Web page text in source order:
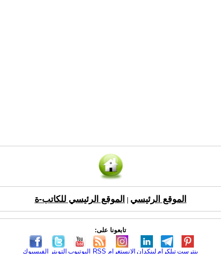
الموقع الرئيسي الموقع الرئيسي للكاتب-ة
تابعونا على:
الفيسبوك التويتر اليوتيوب RSS الانستغرام لينكدإن تيلكرامبنترست